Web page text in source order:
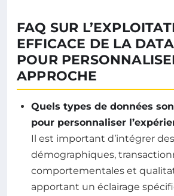
FAQ SUR
EFFICACE DE LA
POUR
APPROCHE
Quels types de données
pour personnaliser
Il est important d’intégrer
démographiques,
comportementales et
apportant un éclairage